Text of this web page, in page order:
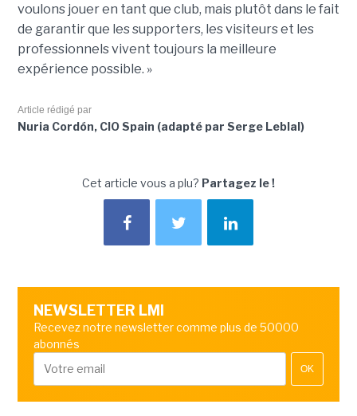
voulons jouer en tant que club, mais plutôt dans le fait
de garantir que les supporters, les visiteurs et les
professionnels vivent toujours la meilleure
expérience possible. »
Article rédigé par
Nuria Cordón, CIO Spain (adapté par Serge Leblal)
Cet article vous a plu? Partagez le !
NEWSLETTER LMI
Recevez notre newsletter comme plus de 50000
abonnés
OK